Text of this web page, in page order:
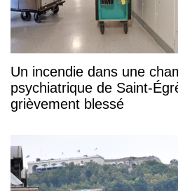
Un incendie dans une
psychiatrique de Saint-
grièvement blessé